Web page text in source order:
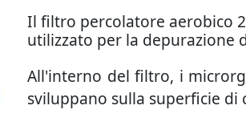
Il filtro percolatore aerobico
utilizzato per la depurazione
All'interno del filtro, i
sviluppano sulla superficie